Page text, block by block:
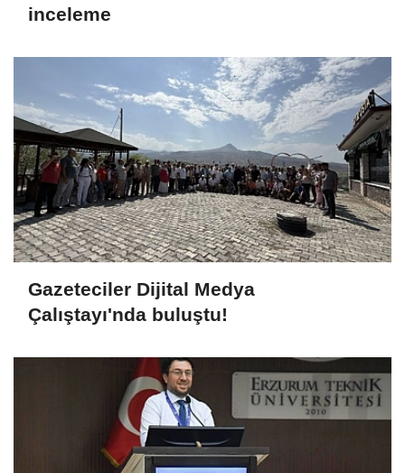
inceleme
Gazeteciler Dijital Medya
Çalıştayı'nda buluştu!